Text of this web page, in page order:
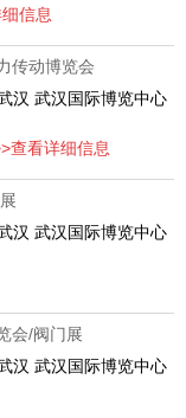
信息
传动博览会
汉 武汉国际博览中心
查看详细信息
汉 武汉国际博览中心
会/阀门展
汉 武汉国际博览中心